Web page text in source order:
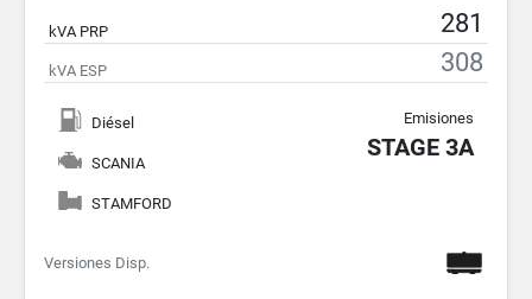
kVA PRP 281
kVA ESP 308
Diésel
SCANIA
STAMFORD
Emisiones
STAGE 3A
Versiones Disp.